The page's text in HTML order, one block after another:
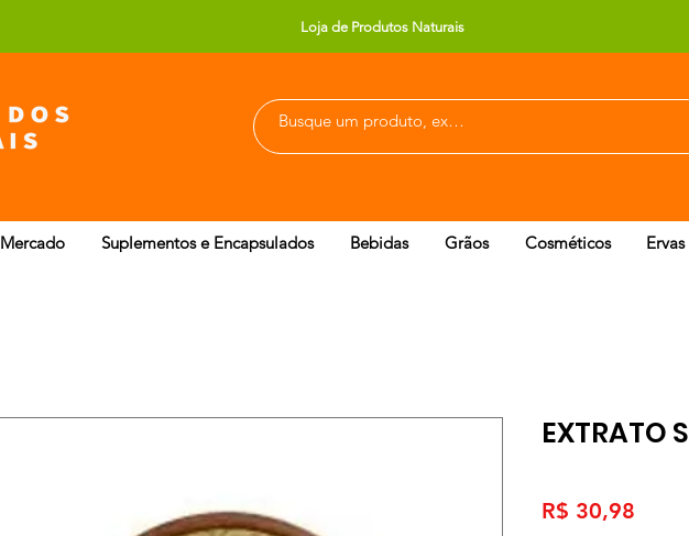
Loja de Produtos Naturais
Mercado Suplementos e Encapsulados Bebidas Grãos Cosméticos
EXTRATO
R$ 30,98